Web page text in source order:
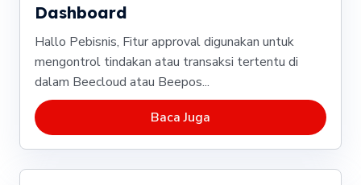
Dashboard
Hallo Pebisnis, Fitur approval digunakan untuk
mengontrol tindakan atau transaksi tertentu di
dalam Beecloud atau Beepos...
Baca Juga